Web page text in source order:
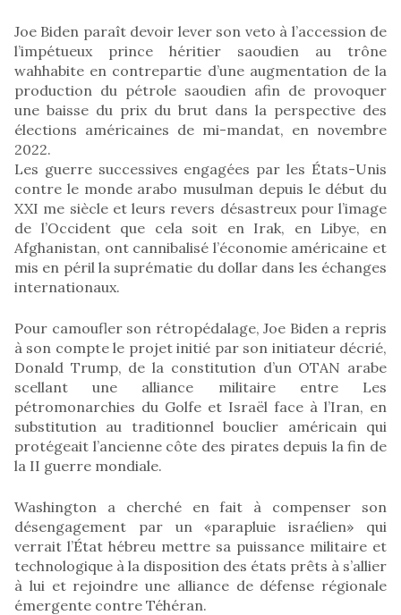
Joe Biden paraît devoir lever son veto à l’accession de
l’impétueux prince héritier saoudien au trône
wahhabite en contrepartie d’une augmentation de la
production du pétrole saoudien afin de provoquer
une baisse du prix du brut dans la perspective des
élections américaines de mi-mandat, en novembre
2022.
Les guerre successives engagées par les États-Unis
contre le monde arabo musulman depuis le début du
XXI me siècle et leurs revers désastreux pour l’image
de l’Occident que cela soit en Irak, en Libye, en
Afghanistan, ont cannibalisé l’économie américaine et
mis en péril la suprématie du dollar dans les échanges
internationaux.
Pour camoufler son rétropédalage, Joe Biden a repris
à son compte le projet initié par son initiateur décrié,
Donald Trump, de la constitution d’un OTAN arabe
scellant une alliance militaire entre Les
pétromonarchies du Golfe et Israël face à l’Iran, en
substitution au traditionnel bouclier américain qui
protégeait l’ancienne côte des pirates depuis la fin de
la II guerre mondiale.
Washington a cherché en fait à compenser son
désengagement par un «parapluie israélien» qui
verrait l’État hébreu mettre sa puissance militaire et
technologique à la disposition des états prêts à s’allier
à lui et rejoindre une alliance de défense régionale
émergente contre Téhéran.